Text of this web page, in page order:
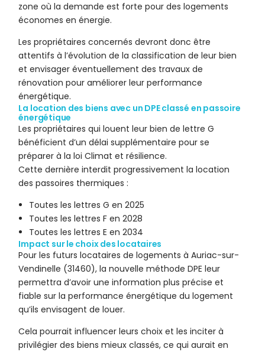
zone où la demande est forte pour des logements
économes en énergie.
Les propriétaires concernés devront donc être
attentifs à l’évolution de la classification de leur bien
et envisager éventuellement des travaux de
rénovation pour améliorer leur performance
énergétique.
La location des biens avec un DPE classé en passoire
énergétique
Les propriétaires qui louent leur bien de lettre G
bénéficient d’un délai supplémentaire pour se
préparer à la loi Climat et résilience.
Cette dernière interdit progressivement la location
des passoires thermiques :
Toutes les lettres G en 2025
Toutes les lettres F en 2028
Toutes les lettres E en 2034
Impact sur le choix des locataires
Pour les futurs locataires de logements à Auriac-sur-
Vendinelle (31460), la nouvelle méthode DPE leur
permettra d’avoir une information plus précise et
fiable sur la performance énergétique du logement
qu’ils envisagent de louer.
Cela pourrait influencer leurs choix et les inciter à
privilégier des biens mieux classés, ce qui aurait en